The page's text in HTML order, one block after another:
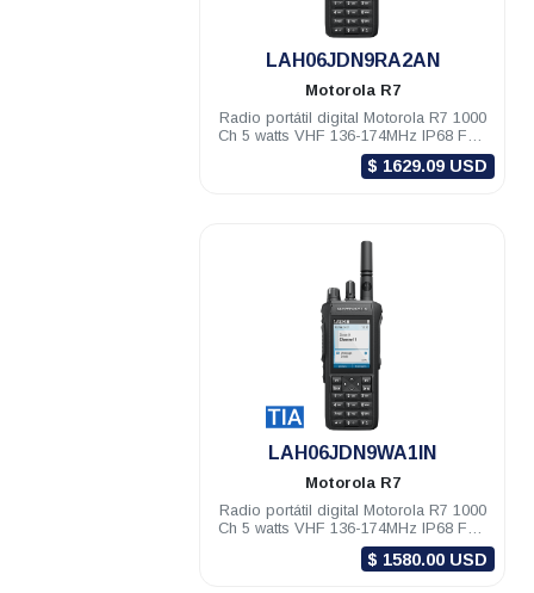
LAH06JDN9RA2AN
Motorola R7
Radio portátil digital Motorola R7 1000
Ch 5 watts VHF 136-174MHz IP68 FKP
Habilitado
$ 1629.09 USD
LAH06JDN9WA1IN
Motorola R7
Radio portátil digital Motorola R7 1000
Ch 5 watts VHF 136-174MHz IP68 FKP
TIA Compatible
$ 1580.00 USD